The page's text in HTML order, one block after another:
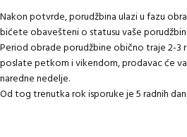
Nakon potvrde, porudžbina ulazi u fazu
bićete obavešteni o statusu vaše
Period obrade porudžbine obično traje 2-3
poslate petkom i vikendom, prodavac će
naredne nedelje.
Od tog trenutka rok isporuke je 5 radnih